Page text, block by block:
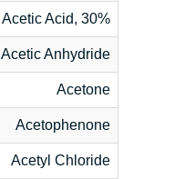
Acetic Acid, 30%
Acetic Anhydride
Acetone
Acetophenone
Acetyl Chloride